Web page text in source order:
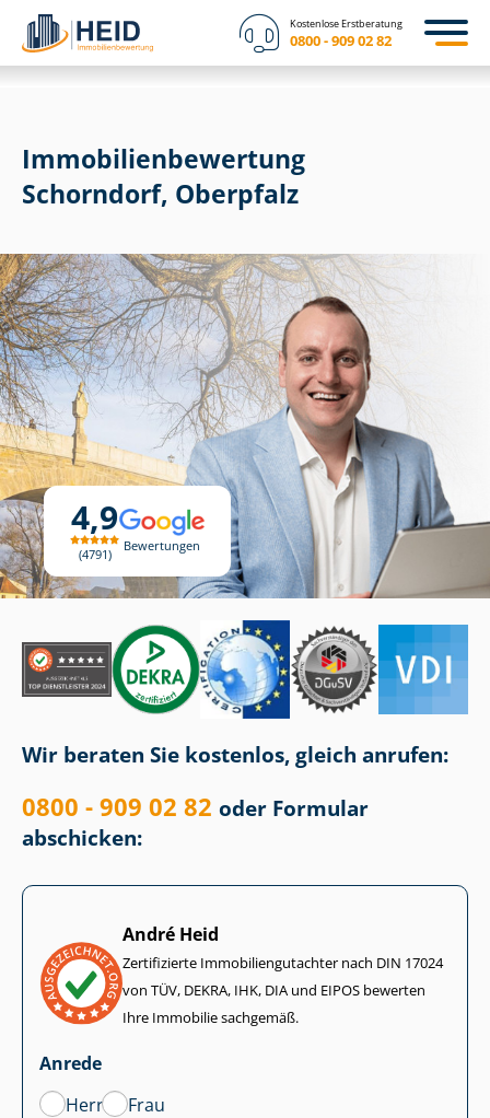
Kostenlose Erstberatung
0800 - 909 02 82
4,9
4791
Bewertungen
Immobilien­bewertung
Schorndorf, Oberpfalz
Wir beraten Sie kostenlos, gleich anrufen:
0800 - 909 02 82 oder Formular
abschicken:
André Heid
Zertifizierte Im­mo­bi­li­en­gut­ach­ter nach DIN 17024
von TÜV, DEKRA, IHK, DIA und EIPOS bewerten
Ihre Immobilie sachgemäß.
Anrede
Herr
Frau